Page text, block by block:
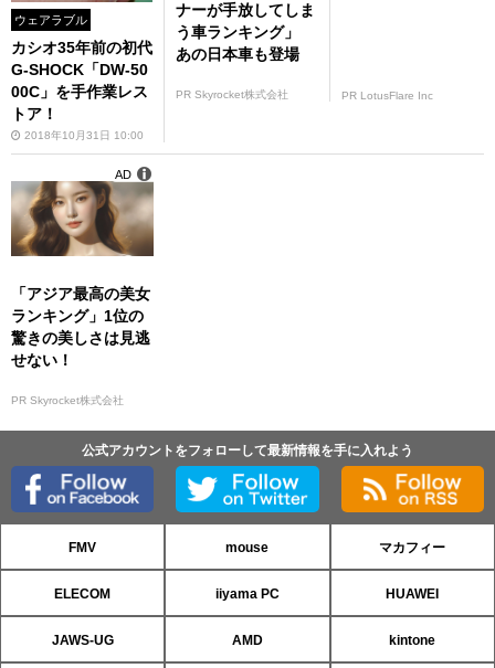
ウェアラブル
カシオ35年前の初代
G-SHOCK「DW-50
00C」を手作業レス
トア！
2018年10月31日 10:00
ナーが手放してしま
う車ランキング」
あの日本車も登場
PR Skyrocket株式会社 PR LotusFlare Inc
「アジア最高の美女
ランキング」1位の
驚きの美しさは見逃
せない！
PR Skyrocket株式会社
AD
公式アカウントをフォローして最新情報を手に入れよう
FMV mouse マカフィー
ELECOM iiyama PC HUAWEI
JAWS-UG AMD kintone